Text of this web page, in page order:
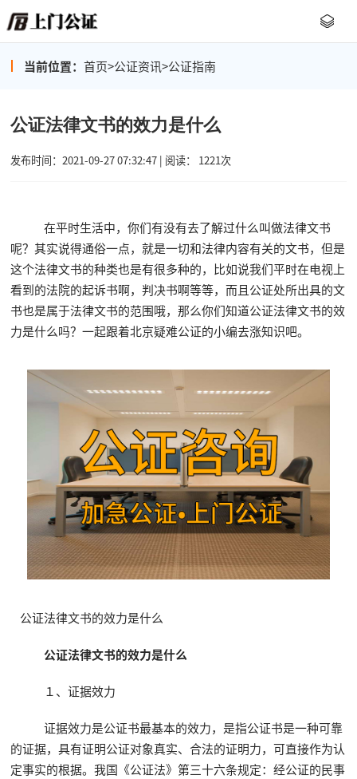
当前位置： 首页>公证资讯>公证指南
公证法律文书的效力是什么
发布时间：2021-09-27 07:32:47 | 阅读： 1221次
在平时生活中，你们有没有去了解过什么叫做法律文书
呢？其实说得通俗一点，就是一切和法律内容有关的文书，但是
这个法律文书的种类也是有很多种的，比如说我们平时在电视上
看到的法院的起诉书啊，判决书啊等等，而且公证处所出具的文
书也是属于法律文书的范围哦，那么你们知道公证法律文书的效
力是什么吗？一起跟着北京疑难公证的小编去涨知识吧。
公证法律文书的效力是什么
公证法律文书的效力是什么
１、证据效力
证据效力是公证书最基本的效力，是指公证书是一种可靠
的证据，具有证明公证对象真实、合法的证明力，可直接作为认
定事实的根据。我国《公证法》第三十六条规定：经公证的民事